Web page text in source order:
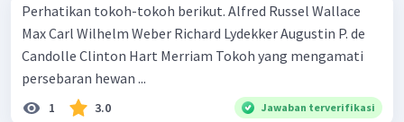
Perhatikan tokoh-tokoh berikut. Alfred Russel Wallace
Max Carl Wilhelm Weber Richard Lydekker Augustin P. de
Candolle Clinton Hart Merriam Tokoh yang mengamati
persebaran hewan ...
1 3.0 Jawaban terverifikasi